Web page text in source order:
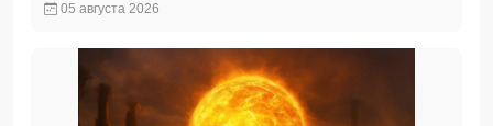
05 августа 2026